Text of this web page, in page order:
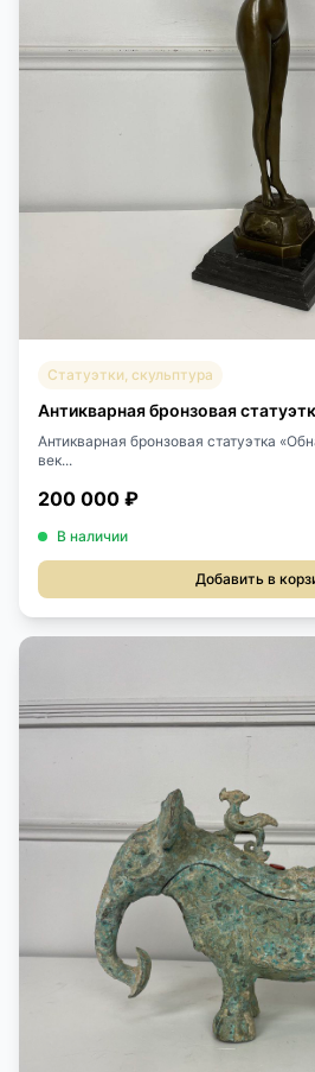
Статуэтки, скульптура
Антикварная бронзовая
Антикварная бронзовая статуэтка
век...
200 000 ₽
В наличии
Добавить в